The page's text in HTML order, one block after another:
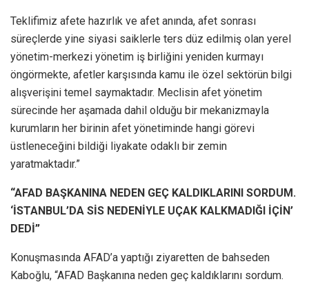
Teklifimiz afete hazırlık ve afet anında, afet sonrası
süreçlerde yine siyasi saiklerle ters düz edilmiş olan yerel
yönetim-merkezi yönetim iş birliğini yeniden kurmayı
öngörmekte, afetler karşısında kamu ile özel sektörün bilgi
alışverişini temel saymaktadır. Meclisin afet yönetim
sürecinde her aşamada dahil olduğu bir mekanizmayla
kurumların her birinin afet yönetiminde hangi görevi
üstleneceğini bildiği liyakate odaklı bir zemin
yaratmaktadır.”
“AFAD BAŞKANINA NEDEN GEÇ KALDIKLARINI SORDUM.
‘İSTANBUL’DA SİS NEDENİYLE UÇAK KALKMADIĞI İÇİN’
DEDİ”
Konuşmasında AFAD’a yaptığı ziyaretten de bahseden
Kaboğlu, “AFAD Başkanına neden geç kaldıklarını sordum.